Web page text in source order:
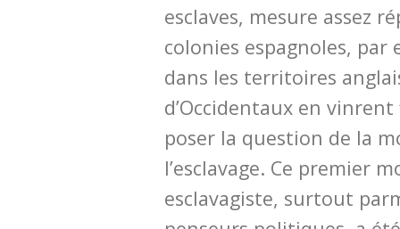
esclaves, mesure assez
colonies espagnoles, par
dans les territoires
d’Occidentaux en
poser la question de la
l’esclavage. Ce premier
esclavagiste, surtout